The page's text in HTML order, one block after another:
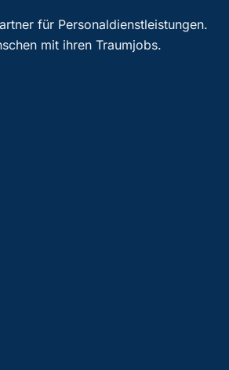
für Personaldienstleistungen.
mit ihren Traumjobs.